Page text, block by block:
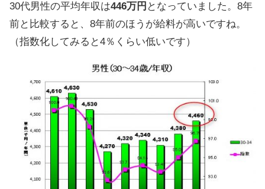
30代男性の平均年収は446万円 となっていました。8年
前と比較すると、8年前のほうが給料が高いですね。
（指数化してみると4％くらい低いです）